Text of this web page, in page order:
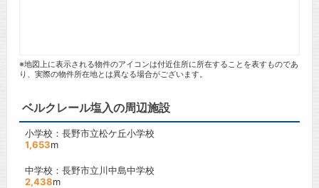
※地図上に表示される物件のアイコンは付近住所に所在することを表すものであ
り、実際の物件所在地とは異なる場合がございます。
ベルクレール塩入の周辺施設
小学校：長野市立松ケ丘小学校
1,653m
中学校：長野市立川中島中学校
2,438m